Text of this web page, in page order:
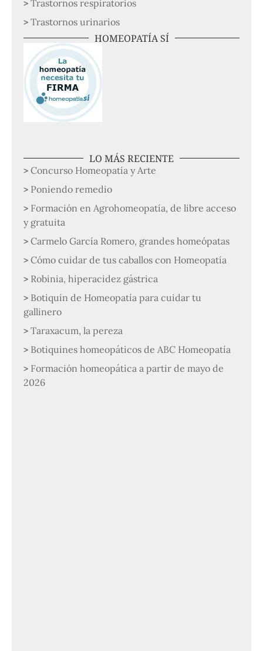
Trastornos respiratorios
Trastornos urinarios
HOMEOPATÍA SÍ
LO MÁS RECIENTE
Concurso Homeopatía y Arte
Poniendo remedio
Formación en Agrohomeopatía, de libre acceso
y gratuita
Carmelo García Romero, grandes homeópatas
Cómo cuidar de tus caballos con Homeopatía
Robinia, hiperacidez gástrica
Botiquín de Homeopatía para cuidar tu
gallinero
Taraxacum, la pereza
Botiquines homeopáticos de ABC Homeopatía
Formación homeopática a partir de mayo de
2026